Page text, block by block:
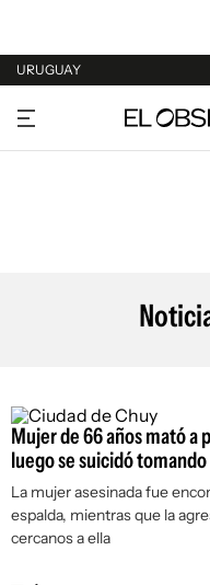
URUGUAY
URUGUAY
ARGENTINA
Mujer de 66 años mató a
luego se suicidó
La mujer asesinada fue
espalda, mientras que la
cercanos a ella